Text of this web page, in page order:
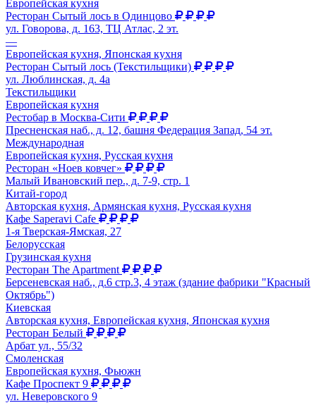
Европейская кухня
Ресторан Сытый лось в Одинцово
ул. Говорова, д. 163, ТЦ Атлас, 2 эт.
—
Европейская кухня, Японская кухня
Ресторан Сытый лось (Текстильщики)
ул. Люблинская, д. 4а
Текстильщики
Европейская кухня
Рестобар в Москва-Сити
Пресненская наб., д. 12, башня Федерация Запад, 54 эт.
Международная
Европейская кухня, Русская кухня
Ресторан «Ноев ковчег»
Малый Ивановский пер., д. 7-9, стр. 1
Китай-город
Авторская кухня, Армянская кухня, Русская кухня
Кафе Saperavi Cafe
1-я Тверская-Ямская, 27
Белорусская
Грузинская кухня
Ресторан The Apartment
Берсеневская наб., д.6 стр.3, 4 этаж (здание фабрики "Красный
Октябрь")
Киевская
Авторская кухня, Европейская кухня, Японская кухня
Ресторан Белый
Арбат ул., 55/32
Смоленская
Европейская кухня, Фьюжн
Кафе Проспект 9
ул. Неверовского 9